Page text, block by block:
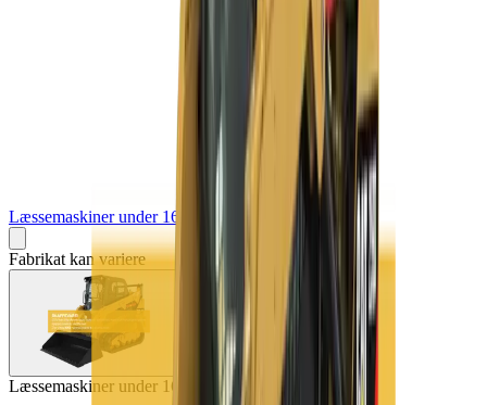
Læssemaskiner under 16 ton
Fabrikat kan variere
Læssemaskiner under 16 ton